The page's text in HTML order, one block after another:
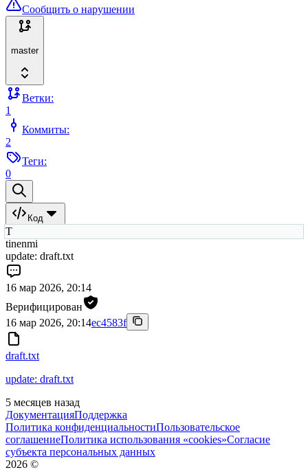
Сообщить о нарушении
master
Ветки:
1
Коммиты:
2
Теги:
0
Код
T
tinenmi
update: draft.txt
16 мар 2026, 20:14
Верифицирован
16 мар 2026, 20:14ec4583f
draft.txt
update: draft.txt
5 месяцев назад
ДокументацияПоддержка
Политика конфиденциальностиПользовательское
соглашениеПолитика использования «cookies»Согласие
субъекта персональных данных
2026 ©